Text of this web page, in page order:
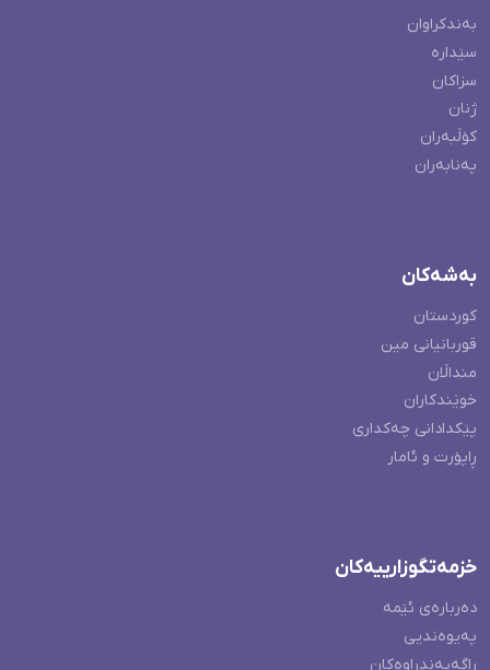
بەندکراوان
سێدارە
سزاکان
ژنان
کۆڵبەران
پەنابەران
بەشەکان
کوردستان
قوربانیانی مین
منداڵان
خوێندکاران
پێکدادانی چەکداری
ڕاپۆرت و ئامار
خزمەتگوزارییەکان
دەربارەی ئێمە
پەیوەندیی
ڕاگەیەندراوەکان